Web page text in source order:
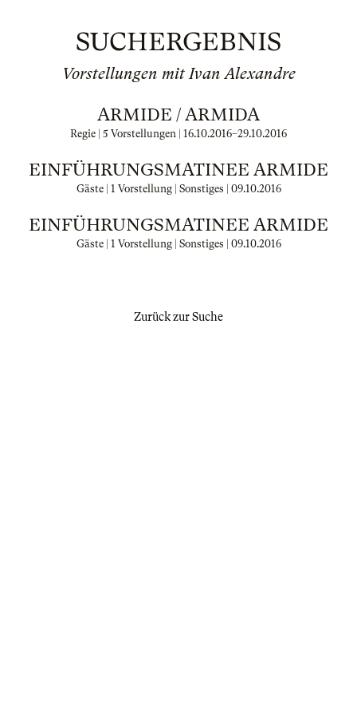
SUCHERGEBNIS
Vorstellungen mit Ivan Alexandre
ARMIDE / ARMIDA
Regie | 5 Vorstellungen | 16.10.2016–29.10.2016
EINFÜHRUNGSMATINEE ARMIDE
Gäste | 1 Vorstellung | Sonstiges | 09.10.2016
EINFÜHRUNGSMATINEE ARMIDE
Gäste | 1 Vorstellung | Sonstiges | 09.10.2016
Zurück zur Suche